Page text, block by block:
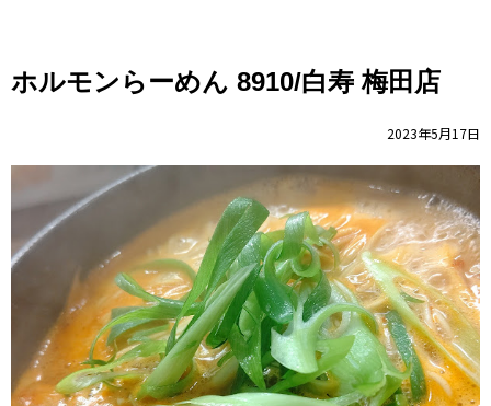
ホルモンらーめん 8910/白寿 梅田店
2023年5月17日